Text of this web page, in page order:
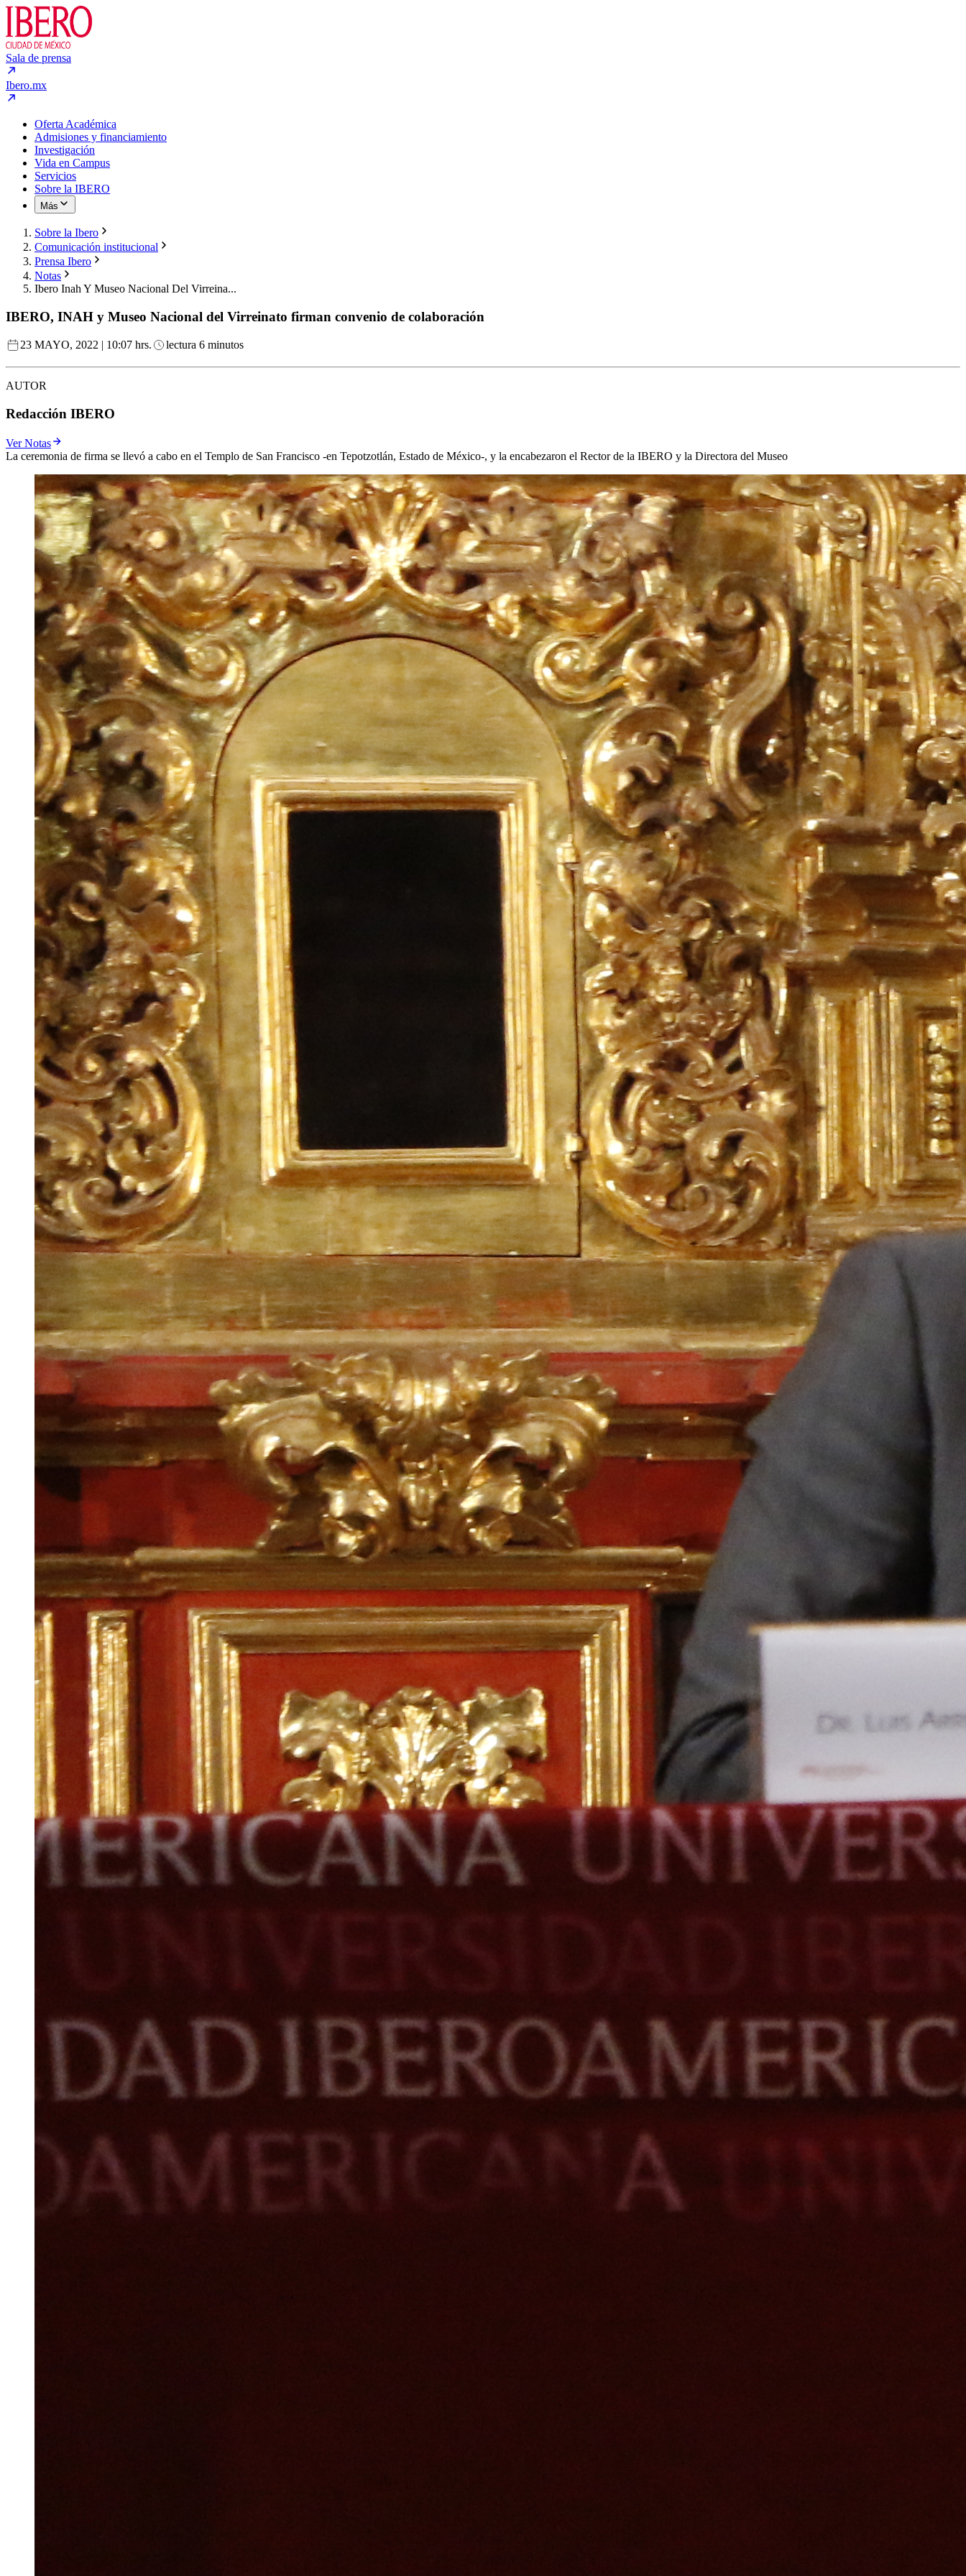
Sala de prensa
Ibero.mx
Oferta Académica
Admisiones y financiamiento
Investigación
Vida en Campus
Servicios
Sobre la IBERO
Más
Sobre la Ibero
Comunicación institucional
Prensa Ibero
Notas
Ibero Inah Y Museo Nacional Del Virreina...
IBERO, INAH y Museo Nacional del Virreinato firman convenio de colaboración
23 MAYO, 2022 | 10:07 hrs. lectura 6 minutos
AUTOR
Redacción IBERO
Ver Notas
La ceremonia de firma se llevó a cabo en el Templo de San Francisco -en Tepotzotlán, Estado de México-, y la encabezaron el Rector de la IBERO y la Directora del Museo